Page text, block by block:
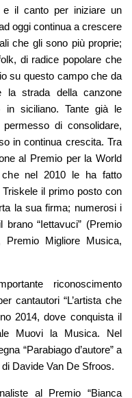
e il canto per iniziare un
oggi continua a crescere
che gli sono più proprie;
di radice popolare che
su questo campo che da
la strada della canzone
in siciliano. Tante già le
di consolidare,
in continua crescita. Tra
al Premio per la World
che nel 2010 le ha fatto
il primo posto con
la sua firma; numerosi i
“Iettavuci” (Premio
Premio Migliore Musica,
riconoscimento
cantautori “L’artista che
2014, dove conquista il
Muovi la Musica. Nel
“Parabiago d’autore” a
Davide Van De Sfroos.
al Premio “Bianca